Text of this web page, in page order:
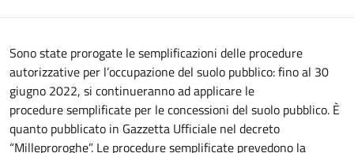
Sono state prorogate le semplificazioni delle procedure
autorizzative per l’occupazione del suolo pubblico: fino al 30
giugno 2022, si continueranno ad applicare le
procedure semplificate per le concessioni del suolo pubblico. È
quanto pubblicato in Gazzetta Ufficiale nel decreto
“Milleproroghe”. Le procedure semplificate prevedono la